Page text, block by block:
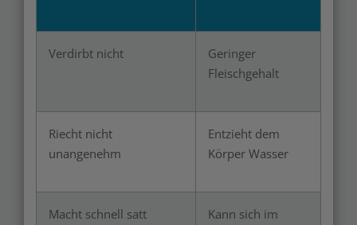
Verdirbt nicht
Geringer
Fleischgehalt
Riecht nicht
unangenehm
Entzieht dem
Körper Wasser
Macht schnell satt
Kann sich im